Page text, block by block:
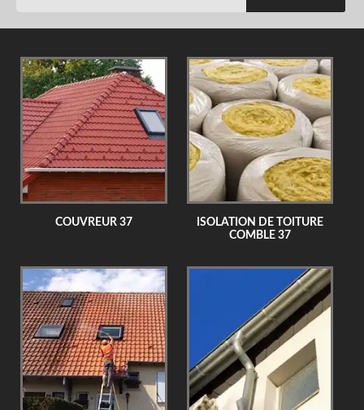
COUVREUR 37
ISOLATION DE TOITURE
COMBLE 37